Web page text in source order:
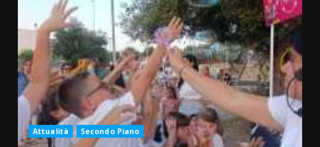
Attualità Secondo Piano